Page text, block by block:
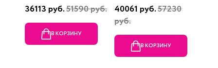
36113 руб.51590 руб.
В КОРЗИНУ
40061 руб.57230
руб.
В КОРЗИНУ